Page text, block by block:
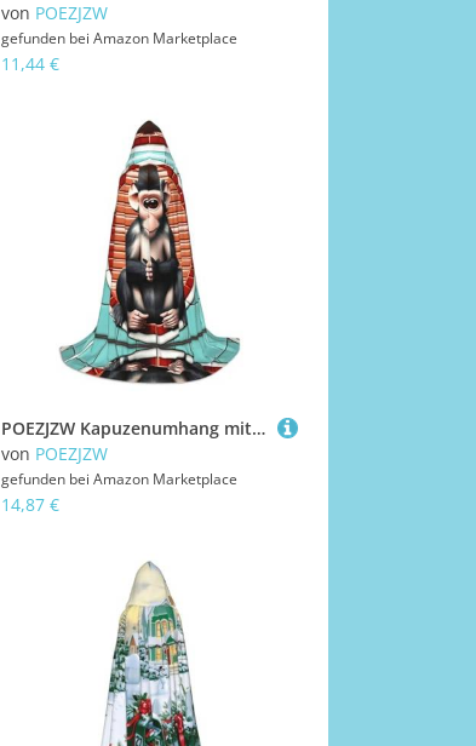
von POEZJZW
gefunden bei Amazon Marketplace
11,44 €
POEZJZW Kapuzenumhang mit Affenmuster, für Erwachsene, Herren, Damen, Weihnachten, Cosplay, Kostüme, Größe L
von POEZJZW
gefunden bei Amazon Marketplace
14,87 €